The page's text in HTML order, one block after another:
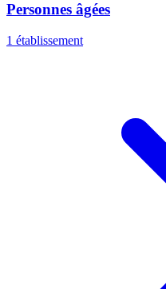
Personnes âgées
1 établissement